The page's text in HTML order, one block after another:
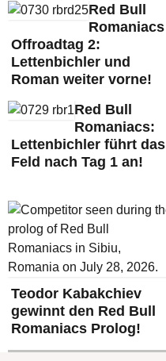
Red Bull
Romaniacs
Offroadtag 2:
Lettenbichler und
Roman weiter vorne!
Red Bull
Romaniacs:
Lettenbichler führt das
Feld nach Tag 1 an!
Teodor Kabakchiev
gewinnt den Red Bull
Romaniacs Prolog!